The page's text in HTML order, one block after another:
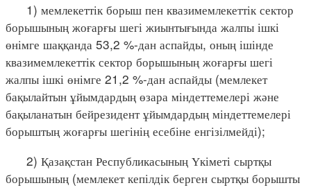
1) мемлекеттік борыш пен квазимемлекеттік сектор
борышының жоғарғы шегі жиынтығында жалпы ішкі
өнімге шаққанда 53,2 %-дан аспайды, оның ішінде
квазимемлекеттік сектор борышының жоғарғы шегі
жалпы ішкі өнімге 21,2 %-дан аспайды (мемлекет
бақылайтын ұйымдардың өзара міндеттемелері және
бақыланатын бейрезидент ұйымдардың міндеттемелері
борыштың жоғарғы шегінің есебіне енгізілмейді);
2) Қазақстан Республикасының Үкіметі сыртқы
борышының (мемлекет кепілдік берген сыртқы борышты